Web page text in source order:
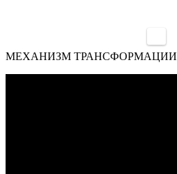
МЕХАНИЗМ ТРАНСФОРМАЦИИ